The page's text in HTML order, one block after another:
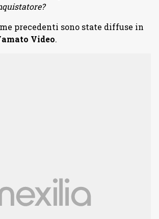
precedenti sono state diffuse in
Video.